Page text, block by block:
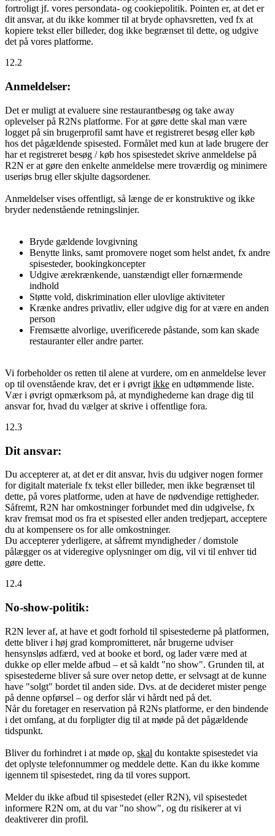
fortroligt jf. vores persondata- og cookiepolitik. Pointen er, at det er
dit ansvar, at du ikke kommer til at bryde ophavsretten, ved fx at
kopiere tekst eller billeder, dog ikke begrænset til dette, og udgive
det på vores platforme.
12.2
Anmeldelser:
Det er muligt at evaluere sine restaurantbesøg og take away
oplevelser på R2Ns platforme. For at gøre dette skal man være
logget på sin brugerprofil samt have et registreret besøg eller køb
hos det pågældende spisested. Formålet med kun at lade brugere der
har et registreret besøg / køb hos spisestedet skrive anmeldelse på
R2N er at gøre den enkelte anmeldelse mere troværdig og minimere
useriøs brug eller skjulte dagsordener.
Anmeldelser vises offentligt, så længe de er konstruktive og ikke
bryder nedenstående retningslinjer.
Bryde gældende lovgivning
Benytte links, samt promovere noget som helst andet, fx andre
spisesteder, bookingkoncepter
Udgive ærekrænkende, uanstændigt eller fornærmende
indhold
Støtte vold, diskrimination eller ulovlige aktiviteter
Krænke andres privatliv, eller udgive dig for at være en anden
person
Fremsætte alvorlige, uverificerede påstande, som kan skade
restauranter eller andre parter.
Vi forbeholder os retten til alene at vurdere, om en anmeldelse lever
op til ovenstående krav, det er i øvrigt ikke en udtømmende liste.
Vær i øvrigt opmærksom på, at myndighederne kan drage dig til
ansvar for, hvad du vælger at skrive i offentlige fora.
12.3
Dit ansvar:
Du accepterer at, at det er dit ansvar, hvis du udgiver nogen former
for digitalt materiale fx tekst eller billeder, men ikke begrænset til
dette, på vores platforme, uden at have de nødvendige rettigheder.
Såfremt, R2N har omkostninger forbundet med din udgivelse, fx
krav fremsat mod os fra et spisested eller anden tredjepart, acceptere
du at kompensere os for alle omkostninger.
Du accepterer yderligere, at såfremt myndigheder / domstole
pålægger os at videregive oplysninger om dig, vil vi til enhver tid
gøre dette.
12.4
No-show-politik:
R2N lever af, at have et godt forhold til spisestederne på platformen,
dette bliver i høj grad kompromitteret, når brugerne udviser
hensynsløs adfærd, ved at booke et bord, og lader være med at
dukke op eller melde afbud – et så kaldt "no show". Grunden til, at
spisestederne bliver så sure over netop dette, er selvsagt at de kunne
have "solgt" bordet til anden side. Dvs. at de decideret mister penge
på denne opførsel – og derfor slår vi hårdt ned på det.
Når du foretager en reservation på R2Ns platforme, er den bindende
i det omfang, at du forpligter dig til at møde på det pågældende
tidspunkt.
Bliver du forhindret i at møde op, skal du kontakte spisestedet via
det oplyste telefonnummer og meddele dette. Kan du ikke komme
igennem til spisestedet, ring da til vores support.
Melder du ikke afbud til spisestedet (eller R2N), vil spisestedet
informere R2N om, at du var "no show", og du risikerer at vi
deaktiverer din profil.